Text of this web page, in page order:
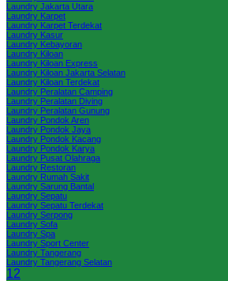
Laundry Jakarta Utara
Laundry Karpet
Laundry Karpet Terdekat
Laundry Kasur
Laundry Kebayoran
Laundry Kiloan
Laundry Kiloan Express
Laundry Kiloan Jakarta Selatan
Laundry Kiloan Terdekat
Laundry Peralatan Camping
Laundry Peralatan Diving
Laundry Peralatan Gunung
Laundry Pondok Aren
Laundry Pondok Jaya
Laundry Pondok Kacang
Laundry Pondok Karya
Laundry Pusat Olahraga
Laundry Restoran
Laundry Rumah Sakit
Laundry Sarung Bantal
Laundry Sepatu
Laundry Sepatu Terdekat
Laundry Serpong
Laundry Sofa
Laundry Spa
Laundry Sport Center
Laundry Tangerang
Laundry Tangerang Selatan
12